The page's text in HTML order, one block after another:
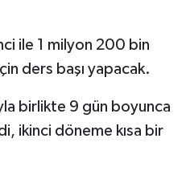
ile 1 milyon 200 bin
ders başı yapacak.
birlikte 9 gün boyunca
ikinci döneme kısa bir